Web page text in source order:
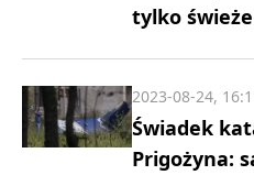
tylko
Świadek
Prigożyna:
2023-08-24,